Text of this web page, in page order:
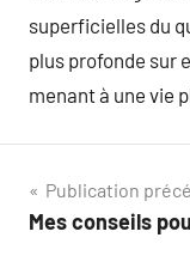
superficielles du
plus profonde sur
menant à une vie
Navigation
de
Publication
Mes conseils